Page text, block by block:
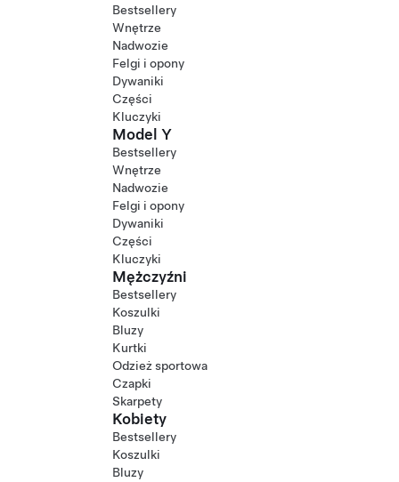
Bestsellery
Wnętrze
Nadwozie
Felgi i opony
Dywaniki
Części
Kluczyki
Model Y
Bestsellery
Wnętrze
Nadwozie
Felgi i opony
Dywaniki
Części
Kluczyki
Mężczyźni
Bestsellery
Koszulki
Bluzy
Kurtki
Odzież sportowa
Czapki
Skarpety
Kobiety
Bestsellery
Koszulki
Bluzy